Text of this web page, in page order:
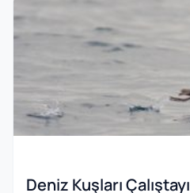
Deniz Kuşları Çalıştayı